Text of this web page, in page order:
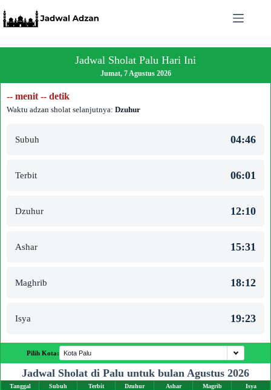
to
content
Jadwal Sholat Palu Hari Ini
Jumat, 7 Agustus 2026
-- menit -- detik
Waktu adzan sholat selanjutnya: Dzuhur
Subuh 04:46
Terbit 06:01
Dzuhur 12:10
Ashar 15:31
Maghrib 18:12
Isya 19:23
Pilih Kota:
Jadwal Sholat di Palu untuk bulan Agustus 2026
Tanggal Subuh Terbit Dzuhur Ashar Magrib
Isya